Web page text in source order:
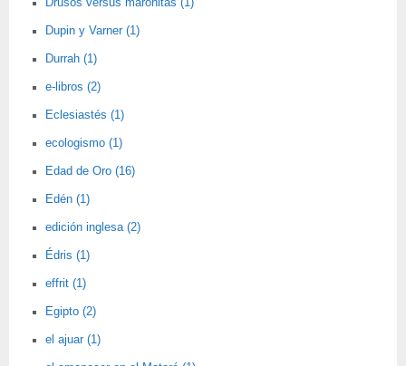
Drusos versus maronitas (1)
Dupin y Varner (1)
Durrah (1)
e-libros (2)
Eclesiastés (1)
ecologismo (1)
Edad de Oro (16)
Edén (1)
edición inglesa (2)
Édris (1)
effrit (1)
Egipto (2)
el ajuar (1)